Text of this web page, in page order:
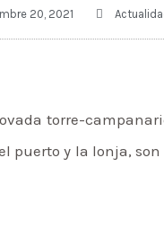
20, 2021
torre-
puerto y la lonja,